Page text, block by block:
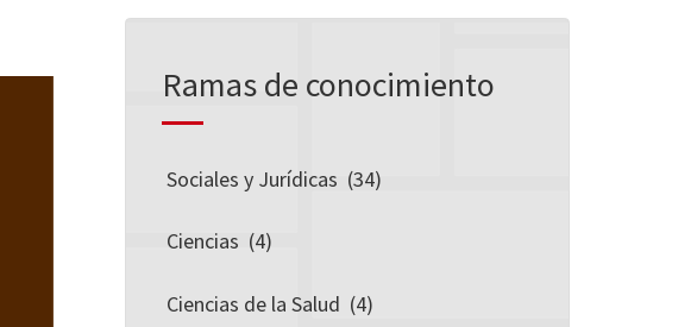
Ramas de conocimiento
Sociales y Jurídicas (34)
Ciencias (4)
Ciencias de la Salud (4)